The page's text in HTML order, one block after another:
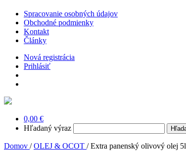
Spracovanie osobných údajov
Obchodné podmienky
Kontakt
Články
Nová registrácia
Prihlásiť
0,00 €
Hľadaný výraz
Domov / OLEJ & OCOT /Extra panenský olivový olej 5l